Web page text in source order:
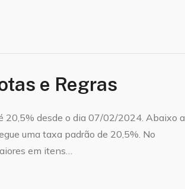
e Regras
20,5% desde o dia 07/02/2024. Abaixo a
uma taxa padrão de 20,5%. No
em itens…